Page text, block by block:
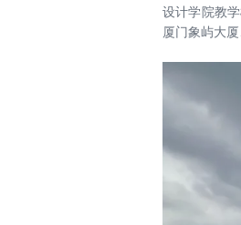
设计学院教
厦门象屿大